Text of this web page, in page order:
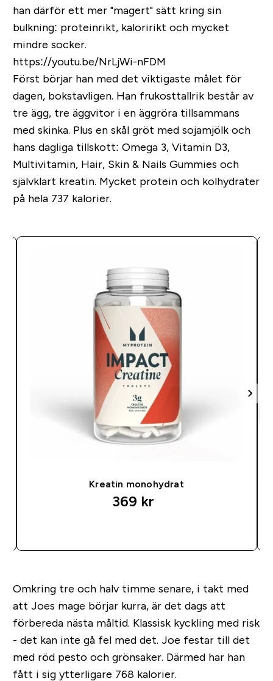
han därför ett mer "magert" sätt kring sin
bulkning: proteinrikt, kaloririkt och mycket
mindre socker.
https://youtu.be/NrLjWi-nFDM
Först börjar han med det viktigaste målet för
dagen, bokstavligen. Han frukosttallrik består av
tre ägg, tre äggvitor i en äggröra tillsammans
med skinka. Plus en skål gröt med sojamjölk och
hans dagliga tillskott: Omega 3, Vitamin D3,
Multivitamin, Hair, Skin & Nails Gummies och
självklart kreatin. Mycket protein och kolhydrater
på hela 737 kalorier.
Kreatin monohydrat
369 kr‎
Omkring tre och halv timme senare, i takt med
att Joes mage börjar kurra, är det dags att
förbereda nästa måltid. Klassisk kyckling med risk
- det kan inte gå fel med det. Joe festar till det
med röd pesto och grönsaker. Därmed har han
fått i sig ytterligare 768 kalorier.